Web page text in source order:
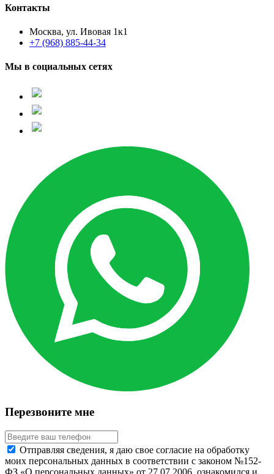
Контакты
Москва, ул. Ивовая 1к1
+7 (968) 885-44-34
Мы в социальных сетях
Перезвоните мне
Отправляя сведения, я даю свое согласие на обработку
моих персональных данных в соответствии с законом №152-
ФЗ «О персональных данных» от 27.07.2006, ознакомился и